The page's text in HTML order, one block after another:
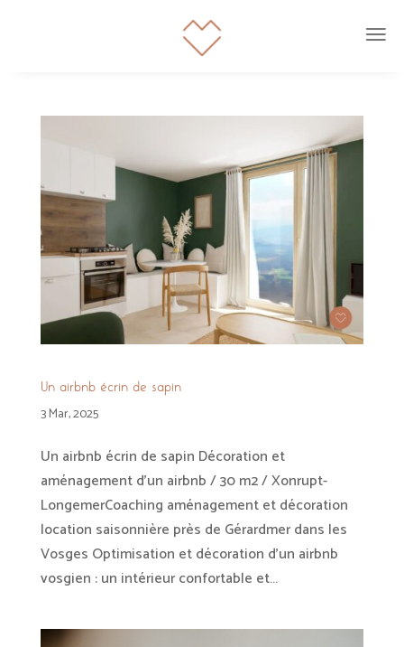
Un airbnb écrin de sapin
3 Mar, 2025
Un airbnb écrin de sapin Décoration et
aménagement d’un airbnb / 30 m2 / Xonrupt-
LongemerCoaching aménagement et décoration
location saisonnière près de Gérardmer dans les
Vosges Optimisation et décoration d’un airbnb
vosgien : un intérieur confortable et...